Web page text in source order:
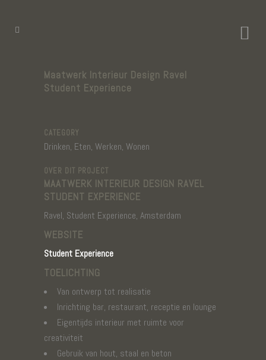
Maatwerk Interieur Design Ravel
Student Experience
CATEGORY
Drinken, Eten, Werken, Wonen
OVER DIT PROJECT
MAATWERK INTERIEUR DESIGN RAVEL
STUDENT EXPERIENCE
Ravel, Student Experience, Amsterdam
WEBSITE
Student Experience
TOELICHTING
Van ontwerp tot realisatie
Inrichting bar, restaurant, receptie en lounge
Eigentijds interieur met ruimte voor
creativiteit
Gebruik van hout, staal en beton